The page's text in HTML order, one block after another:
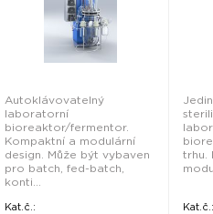
Autoklávovatelný
laboratorní
bioreaktor/fermentor.
Kompaktní a modulární
design. Může být vybaven
pro batch, fed-batch,
konti...
Kat.č.:
trhu.
Kat.č.: